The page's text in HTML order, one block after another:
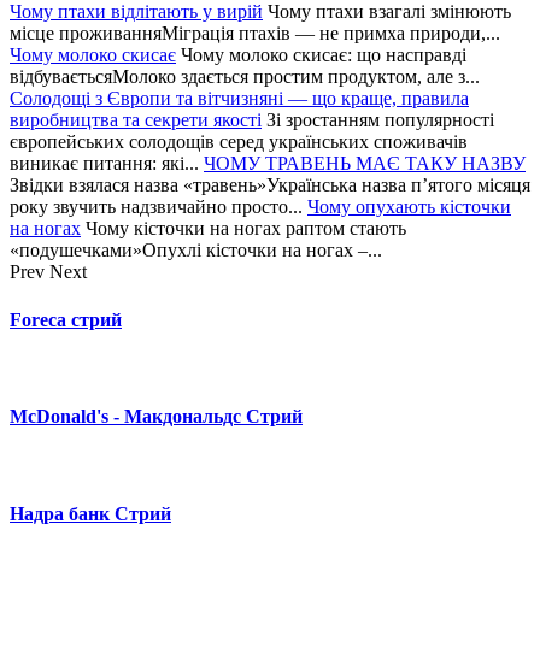
Чому птахи відлітають у вирій Чому птахи взагалі змінюють
місце проживанняМіграція птахів — не примха природи,...
Чому молоко скисає Чому молоко скисає: що насправді
відбуваєтьсяМолоко здається простим продуктом, але з...
Солодощі з Європи та вітчизняні — що краще, правила
виробництва та секрети якості Зі зростанням популярності
європейських солодощів серед українських споживачів
виникає питання: які... ЧОМУ ТРАВЕНЬ МАЄ ТАКУ НАЗВУ
Звідки взялася назва «травень»Українська назва п’ятого місяця
року звучить надзвичайно просто... Чому опухають кісточки
на ногах Чому кісточки на ногах раптом стають
«подушечками»Опухлі кісточки на ногах –...
Prev Next
Foreca стрий
McDonald's - Макдональдс Стрий
Надра банк Стрий